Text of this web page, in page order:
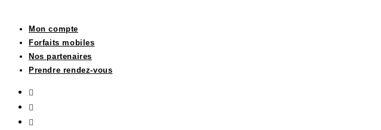
Mon compte
Forfaits mobiles
Nos partenaires
Prendre rendez-vous